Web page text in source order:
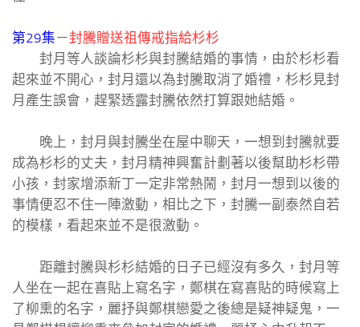
第29集－封騰贈送祖傳戒指給杉杉
封月等人談論杉杉與封騰結婚的事情，由於杉杉看
起來並不開心，封月還以為封騰取消了婚禮，杉杉見封
月產生誤會，趕緊透露封騰依然打算跟她結婚。
晚上，封月與封騰坐在屋中聊天，一想到封騰就要
成為杉杉的丈夫，封月精神興奮計劃著以後幫助杉杉帶
小孩，封家增添新丁一定非常熱鬧，封月一想到以後的
事情便忍不住一陣激動，相比之下，封騰一副泰然自若
的模樣，看起來並不是很激動。
距離封騰與杉杉結婚的日子已經沒有多久，封月等
人坐在一起在喜貼上寫名字，鄭棋在寫喜貼的時候寫上
了柳熏的名字，麗抒與鄭棋戀愛之後總是疑神疑鬼，一